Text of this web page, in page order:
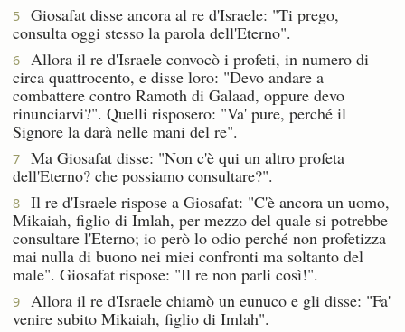
5
Giosafat disse ancora al re d'Israele: "Ti prego,
consulta oggi stesso la parola dell'Eterno".
6
Allora il re d'Israele convocò i profeti, in numero di
circa quattrocento, e disse loro: "Devo andare a
combattere contro Ramoth di Galaad, oppure devo
rinunciarvi?". Quelli risposero: "Va' pure, perché il
Signore la darà nelle mani del re".
7
Ma Giosafat disse: "Non c'è qui un altro profeta
dell'Eterno? che possiamo consultare?".
8
Il re d'Israele rispose a Giosafat: "C'è ancora un uomo,
Mikaiah, figlio di Imlah, per mezzo del quale si potrebbe
consultare l'Eterno; io però lo odio perché non profetizza
mai nulla di buono nei miei confronti ma soltanto del
male". Giosafat rispose: "Il re non parli così!".
9
Allora il re d'Israele chiamò un eunuco e gli disse: "Fa'
venire subito Mikaiah, figlio di Imlah".